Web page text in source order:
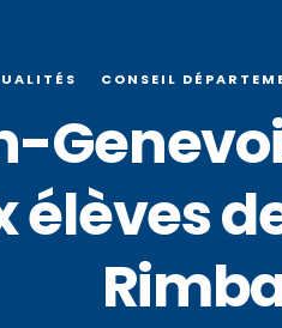
CONSEIL
élèves